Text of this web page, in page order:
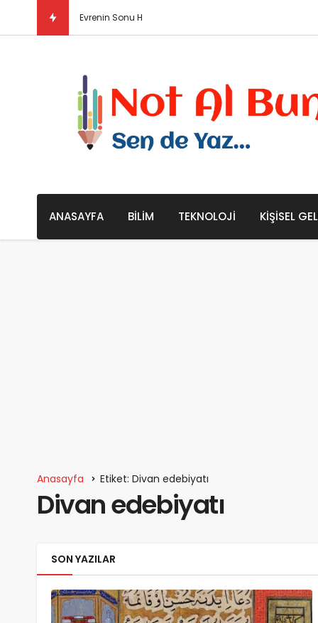
Evrenin Sonu Hakkında Bazı Teoriler / Büyük Ç
ANASAYFA BILIM TEKNOLOJI KIŞISEL
Anasayfa Etiket: Divan edebiyatı
Divan edebiyatı
SON YAZILAR